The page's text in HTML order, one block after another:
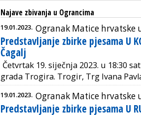
Najave zbivanja u Ograncima
19.01.2023. Ogranak Matice hrvatske
Predstavljanje zbirke pjesama U
Čagalj
Četvrtak 19. siječnja 2023. u 18:30
grada Trogira. Trogir, Trg Ivana
19.01.2023. Ogranak Matice hrvatske
Predstavljanje zbirke pjesama U